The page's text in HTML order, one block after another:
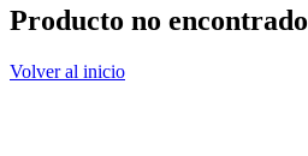
Producto no encontrado
Volver al inicio